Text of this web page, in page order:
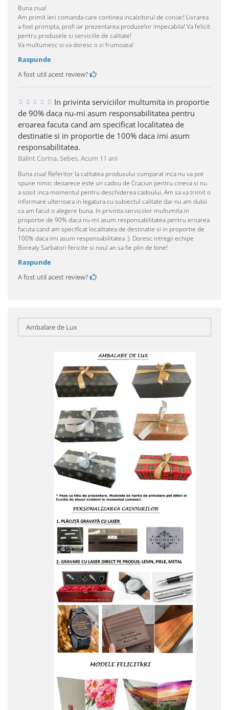
Buna ziua!
Am primit ieri comanda care continea incalzitorul de coniac! Livrarea
a fost prompta, profi iar prezentarea produselor impecabila! Va felicit
pentru produsele si serviciile de calitate!
Va multumesc si va doresc o zi frumoasa!
Raspunde
A fost util acest review?
In privinta serviciilor multumita in proportie
de 90% daca nu-mi asum responsabilitatea pentru
eroarea facuta cand am specificat localitatea de
destinatie si in proportie de 100% daca imi asum
responsabilitatea.
Balint Corina, Sebes,Acum 11 ani
Buna ziua! Referitor la calitatea produsului cumparat inca nu va pot
spune nimic deoarece este un cadou de Craciun pentru cineva si nu
a sosit inca momentul pentru deschiderea cadoului. Am sa va trimit o
informare ulterioara in legatura cu subiectul calitate dar nu am dubii
ca am facut o alegere buna. In privinta serviciilor multumita in
proportie de 90% daca nu-mi asum responsabilitatea pentru eroarea
facuta cand am specificat localitatea de destinatie si in proportie de
100% daca imi asum responsabilitatea :). Doresc intregii echipe
Borealy Sarbatori fericite si noul an sa fie plin de bine!
Raspunde
A fost util acest review?
Ambalare de Lux